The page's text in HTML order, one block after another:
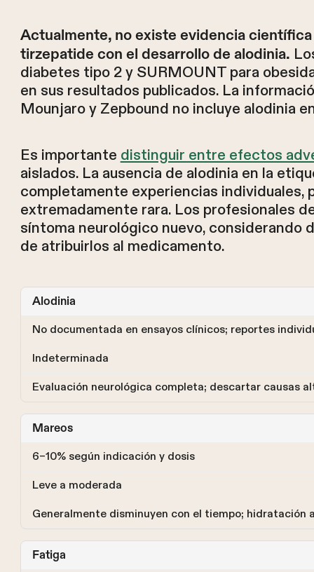
Actualmente, no existe evidencia
tirzepatide con el desarrollo de alodinia.
diabetes tipo 2 y SURMOUNT para
en sus resultados publicados. La
Mounjaro y Zepbound no incluye alodinia
Es importante distinguir entre efectos
aislados. La ausencia de alodinia en la
completamente experiencias individuales,
extremadamente rara. Los profesionales
síntoma neurológico nuevo,
de atribuirlos al medicamento.
Alodinia
No documentada en ensayos clínicos; reportes
Indeterminada
Evaluación neurológica completa; descartar causas
Mareos
6–10% según indicación y dosis
Leve a moderada
Generalmente disminuyen con el tiempo; hidratación
Fatiga